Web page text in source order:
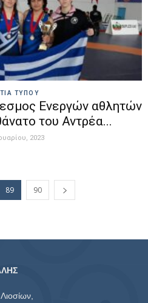
ΤΥΠΟΥ
Ενεργών αθλητών
του Αντρέα...
2023
89 90